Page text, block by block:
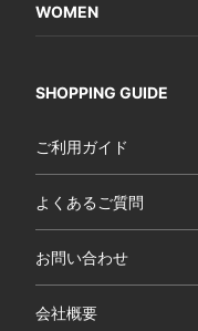
WOMEN
SHOPPING GUIDE
ご利用ガイド
よくあるご質問
お問い合わせ
会社概要